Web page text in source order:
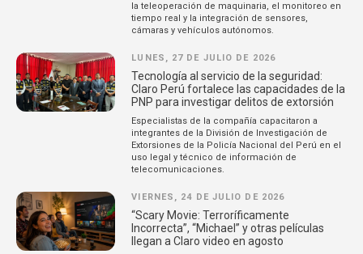
la teleoperación de maquinaria, el monitoreo en
tiempo real y la integración de sensores,
cámaras y vehículos autónomos.
LUNES, 27 DE JULIO DE 2026
Tecnología al servicio de la seguridad:
Claro Perú fortalece las capacidades de la
PNP para investigar delitos de extorsión
Especialistas de la compañía capacitaron a
integrantes de la División de Investigación de
Extorsiones de la Policía Nacional del Perú en el
uso legal y técnico de información de
telecomunicaciones.
VIERNES, 24 DE JULIO DE 2026
“Scary Movie: Terroríficamente
Incorrecta”, “Michael” y otras películas
llegan a Claro video en agosto